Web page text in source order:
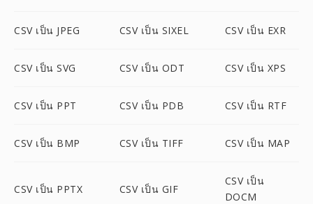
CSV เป็น JPEG CSV เป็น SIXEL CSV เป็น EXR
CSV เป็น SVG CSV เป็น ODT CSV เป็น XPS
CSV เป็น PPT CSV เป็น PDB CSV เป็น RTF
CSV เป็น BMP CSV เป็น TIFF CSV เป็น MAP
CSV เป็น PPTX CSV เป็น GIF
CSV เป็น
DOCM